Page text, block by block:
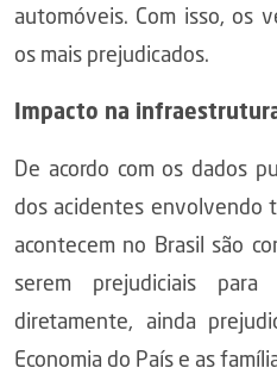
automóveis. Com isso, os
os mais prejudicados.
Impacto na
De acordo com os dados
dos acidentes envolvendo
acontecem no Brasil são
serem prejudiciais para
diretamente, ainda
Economia do País e as